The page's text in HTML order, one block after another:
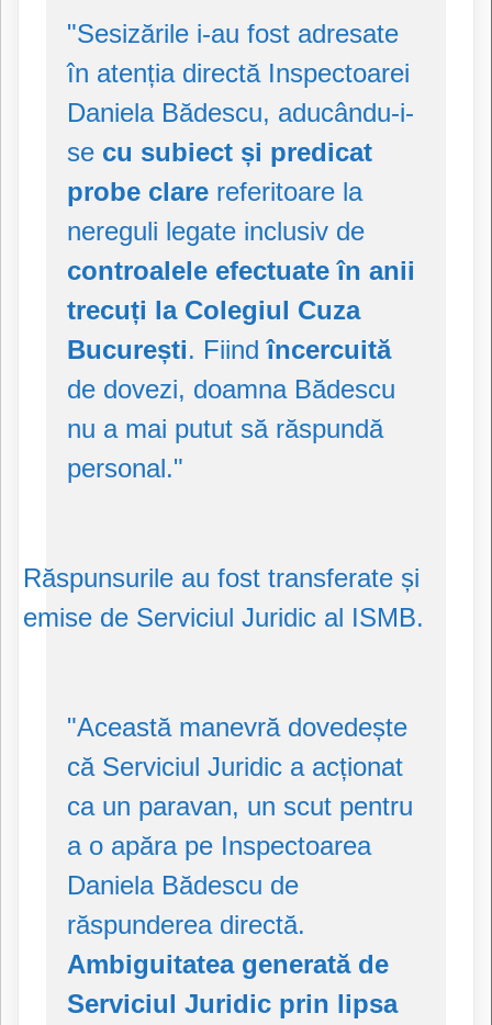
"Sesizările i-au fost adresate
în atenția directă Inspectoarei
Daniela Bădescu, aducându-i-
se cu subiect și predicat
probe clare referitoare la
nereguli legate inclusiv de
controalele efectuate în anii
trecuți la Colegiul Cuza
București. Fiindîncercuită
de dovezi, doamna Bădescu
nu a mai putut să răspundă
personal."
Răspunsurile au fost transferate și
emise de Serviciul Juridic al ISMB.
"Această manevră dovedește
că Serviciul Juridic a acționat
ca un paravan, un scut pentru
a o apăra pe Inspectoarea
Daniela Bădescu de
răspunderea directă.
Ambiguitatea generată de
Serviciul Juridic prin lipsa